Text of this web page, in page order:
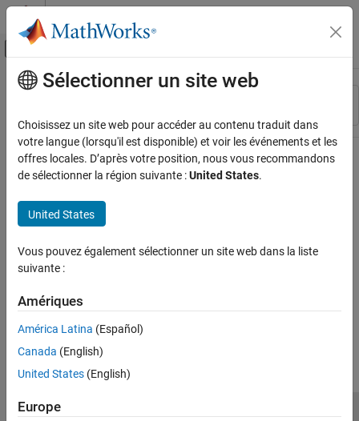
Passer au contenu
Activer/désactiver l'affichage du menu
Ressource
Contenu principal
Sélectionner un site web
Choisissez un site web pour accéder au contenu traduit dans
votre langue (lorsqu'il est disponible) et voir les événements et les
offres locales. D’après votre position, nous vous recommandons
de sélectionner la région suivante :United States.
United States
Vous pouvez également sélectionner un site web dans la liste
suivante :
Amériques
América Latina (Español)
Canada (English)
United States (English)
Europe